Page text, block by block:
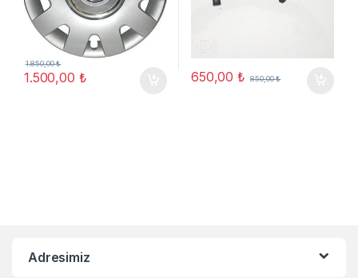
1.500,00 ₺
1.850,00₺
650,00₺ 850,00₺
Adresimiz